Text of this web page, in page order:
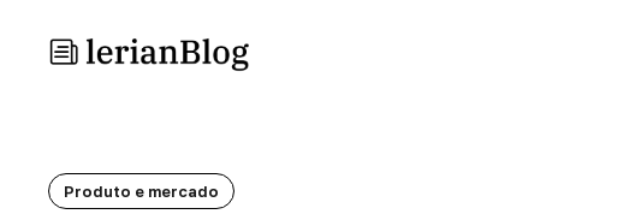
Produto e mercado